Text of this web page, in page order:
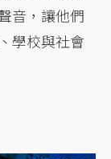
音，讓他們
學校與社會